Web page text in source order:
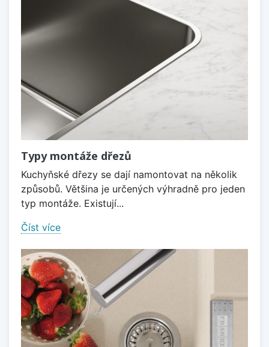
Typy montáže dřezů
Kuchyňské dřezy se dají namontovat na několik
způsobů. Většina je určených výhradně pro jeden
typ montáže. Existují...
Číst více